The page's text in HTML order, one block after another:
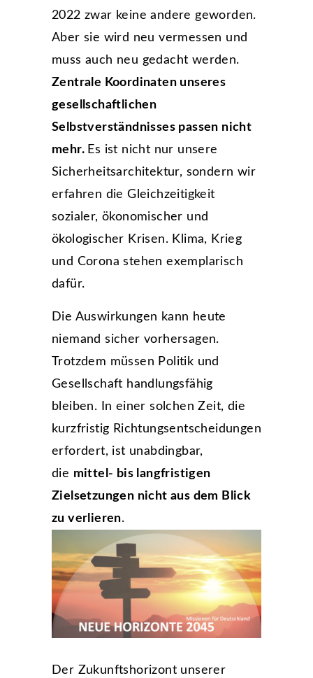
2022 zwar keine andere geworden.
Aber sie wird neu vermessen und
muss auch neu gedacht werden.
Zentrale Koordinaten unseres
gesellschaftlichen
Selbstverständnisses passen nicht
mehr. Es ist nicht nur unsere
Sicherheitsarchitektur, sondern wir
erfahren die Gleichzeitigkeit
sozialer, ökonomischer und
ökologischer Krisen. Klima, Krieg
und Corona stehen exemplarisch
dafür.
Die Auswirkungen kann heute
niemand sicher vorhersagen.
Trotzdem müssen Politik und
Gesellschaft handlungsfähig
bleiben. In einer solchen Zeit, die
kurzfristig Richtungsentscheidungen
erfordert, ist unabdingbar,
die mittel- bis langfristigen
Zielsetzungen nicht aus dem Blick
zu verlieren.
Der Zukunftshorizont unserer